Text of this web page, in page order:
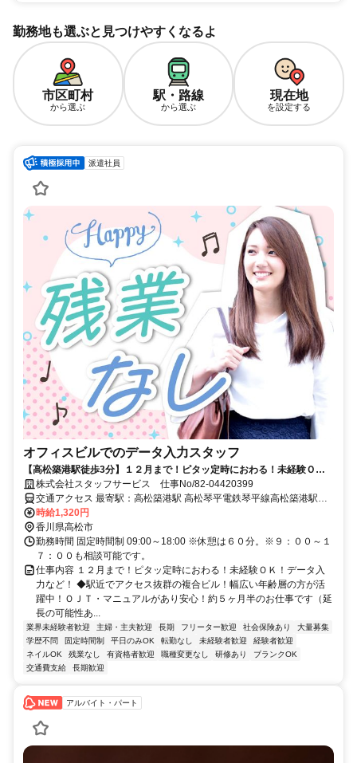
勤務地も選ぶと見つけやすくなるよ
市区町村
から選ぶ
駅・路線
から選ぶ
現在地
を設定する
派遣社員
オフィスビルでのデータ入力スタッフ
【高松築港駅徒歩3分】１２月まで！ピタッ定時におわる！未経験Ｏ
Ｋ！データ入力など！
株式会社スタッフサービス 仕事No/82-04420399
交通アクセス 最寄駅：高松築港駅 高松琴平電鉄琴平線高松築港駅徒
歩3分
時給1,320円
香川県高松市
勤務時間 固定時間制 09:00～18:00 ※休憩は６０分。※９：００～１
７：００も相談可能です。
仕事内容 １２月まで！ピタッ定時におわる！未経験ＯＫ！データ入
力など！ ◆駅近でアクセス抜群の複合ビル！幅広い年齢層の方が活
躍中！ＯＪＴ・マニュアルがあり安心！約５ヶ月半のお仕事です（延
長の可能性あ...
業界未経験者歓迎 主婦・主夫歓迎 長期 フリーター歓迎 社会保険あり
大量募集
学歴不問
固定時間制 平日のみOK 転勤なし 未経験者歓迎
経験者歓迎
ネイルOK
残業なし 有資格者歓迎 職種変更なし 研修あり
ブランクOK
交通費支給
長期歓迎
アルバイト・パート